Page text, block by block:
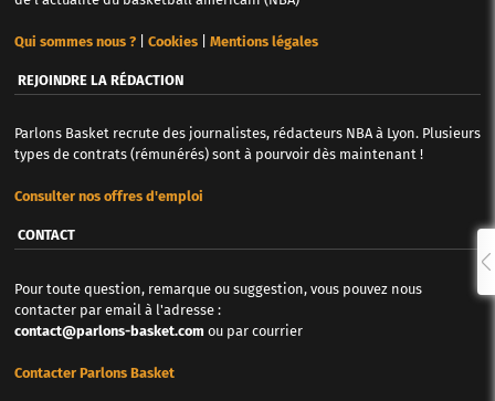
Qui sommes nous ?| Cookies| Mentions légales
REJOINDRE LA RÉDACTION
Parlons Basket recrute des journalistes, rédacteurs NBA à Lyon. Plusieurs
types de contrats (rémunérés) sont à pourvoir dès maintenant !
Consulter nos offres d'emploi
CONTACT
Pour toute question, remarque ou suggestion, vous pouvez nous
contacter par email à l'adresse :
contact@parlons-basket.com ou par courrier
Contacter Parlons Basket